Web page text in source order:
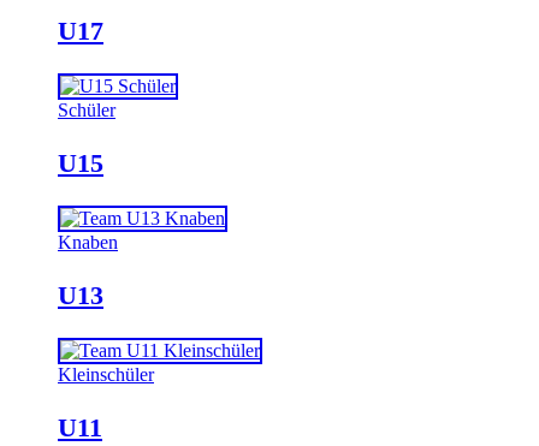
U17
Schüler
U15
Knaben
U13
Kleinschüler
U11